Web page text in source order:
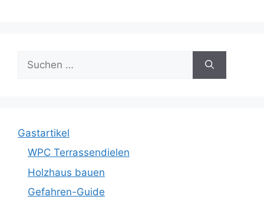
nach:
Gastartikel
WPC Terrassendielen
Holzhaus bauen
Gefahren-Guide